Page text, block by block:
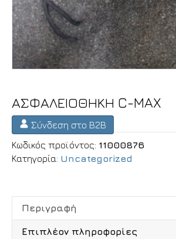
ΑΣΦΑΛΕΙΟΘΗΚΗ C-MAX
Σύνδεση στο B2B
Κωδικός προϊόντος: 11000876
Κατηγορία: Uncategorized
Περιγραφή
Επιπλέον πληροφορίες